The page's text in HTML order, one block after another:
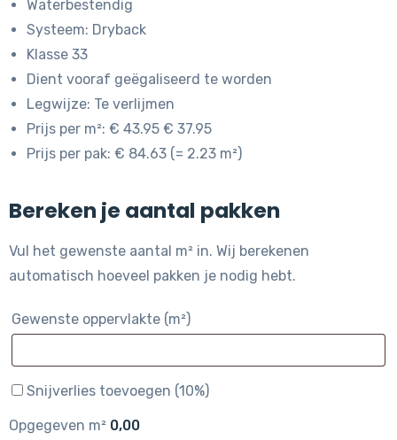
Waterbestendig
Systeem: Dryback
Klasse 33
Dient vooraf geëgaliseerd te worden
Legwijze: Te verlijmen
Prijs per m²: € 43.95 € 37.95
Prijs per pak: € 84.63 (= 2.23 m²)
Bereken je aantal pakken
Vul het gewenste aantal m² in. Wij berekenen
automatisch hoeveel pakken je nodig hebt.
Gewenste oppervlakte (m²)
Snijverlies toevoegen (10%)
Opgegeven m² 0,00